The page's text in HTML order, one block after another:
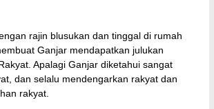
rajin blusukan dan tinggal di rumah
Ganjar mendapatkan julukan
Apalagi Ganjar diketahui sangat
dan selalu mendengarkan rakyat dan
rakyat.